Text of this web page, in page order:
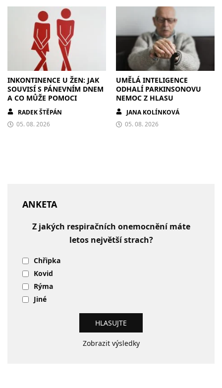
INKONTINENCE U ŽEN: JAK
SOUVISÍ S PÁNEVNÍM DNEM
A CO MŮŽE POMOCI
RADEK ŠTĚPÁN
05. 08. 2026
UMĚLÁ INTELIGENCE
ODHALÍ PARKINSONOVU
NEMOC Z HLASU
JANA KOLÍNKOVÁ
05. 08. 2026
ANKETA
Z jakých respiračních onemocnění máte
letos největší strach?
Chřipka
Kovid
Rýma
Jiné
Zobrazit výsledky